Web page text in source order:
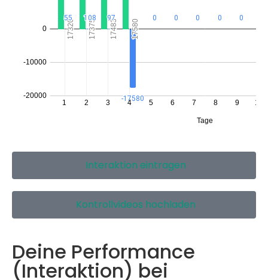
Interaktion eintragen
Kontrollvideos hochladen
Deine Performance
(Interaktion) bei